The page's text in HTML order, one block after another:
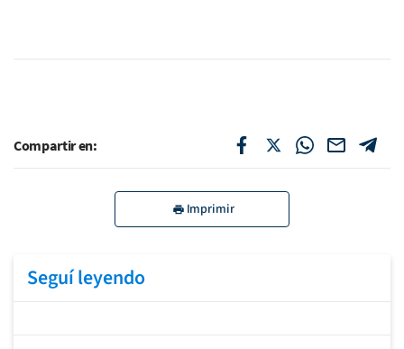
Compartir en:
Imprimir
Seguí leyendo